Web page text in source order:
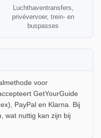
Luchthaventransfers,
privévervoer, trein- en
buspasses
voor
GetYourGuide
PayPal en Klarna. Bij
wat nuttig kan zijn bij